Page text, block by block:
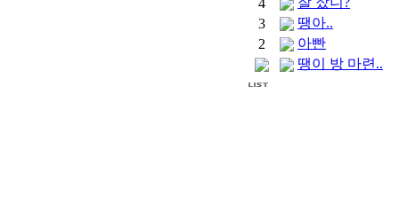
4
3
땡아..
2
아빤
땡이 방 마련..